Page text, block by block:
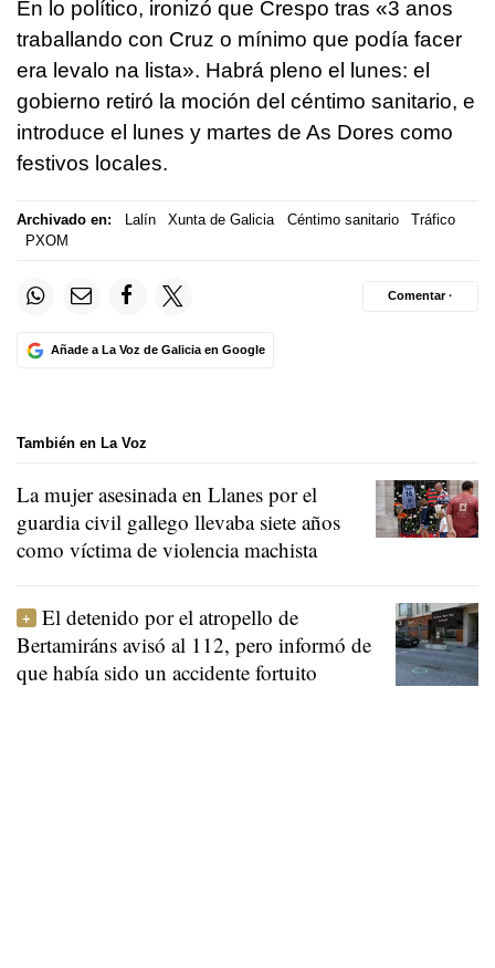
En lo político, ironizó que Crespo tras «3 anos
traballando con Cruz o mínimo que podía facer
era levalo na lista». Habrá pleno el lunes: el
gobierno retiró la moción del céntimo sanitario, e
introduce el lunes y martes de As Dores como
festivos locales.
Archivado en: Lalín Xunta de Galicia Céntimo sanitario
Tráfico
PXOM
Añade a La Voz de Galicia en Google
Comentar ·
También en La Voz
La mujer asesinada en Llanes por el
guardia civil gallego llevaba siete años
como víctima de violencia machista
El detenido por el atropello de
Bertamiráns avisó al 112, pero informó de
que había sido un accidente fortuito